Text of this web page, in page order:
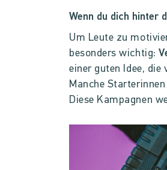
Wenn du dich hinter
Um Leute zu
besonders wichtig:
einer guten Idee,
Manche
Diese Kampagnen